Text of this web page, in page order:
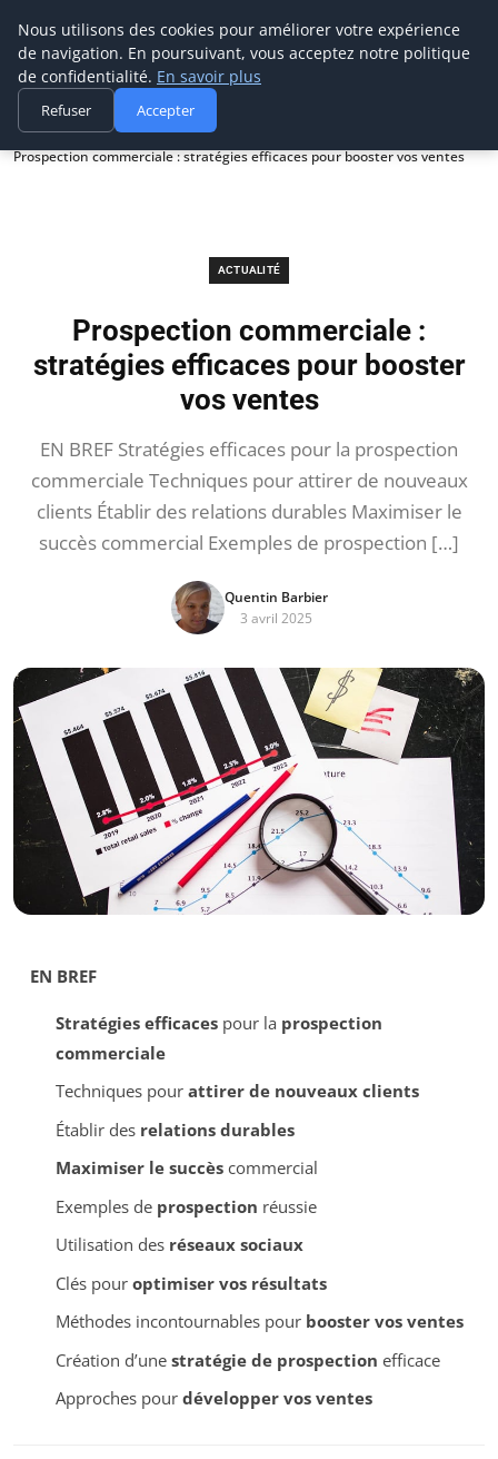
Prospection Pro
Accueil
Actualité
Prospection commerciale : stratégies efficaces pour booster vos ventes
ACTUALITÉ
Prospection commerciale :
stratégies efficaces pour booster
vos ventes
EN BREF Stratégies efficaces pour la prospection
commerciale Techniques pour attirer de nouveaux
clients Établir des relations durables Maximiser le
succès commercial Exemples de prospection […]
Quentin Barbier
3 avril 2025
EN BREF
Stratégies efficacespour la prospection
commerciale
Techniques pour attirer de nouveaux clients
Établir des relations durables
Maximiser le succèscommercial
Exemples de prospection réussie
Utilisation des réseaux sociaux
Clés pour optimiser vos résultats
Méthodes incontournables pour booster vos ventes
Création d’une stratégie de prospection efficace
Approches pour développer vos ventes
Nous utilisons des cookies pour améliorer votre expérience
de navigation. En poursuivant, vous acceptez notre politique
de confidentialité. En savoir plus
Refuser Accepter